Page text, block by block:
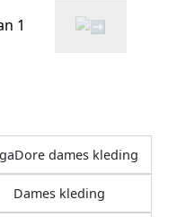
1
dames kleding
Dames kleding